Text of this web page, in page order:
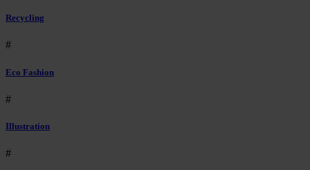
Recycling
#
Eco Fashion
#
Illustration
#